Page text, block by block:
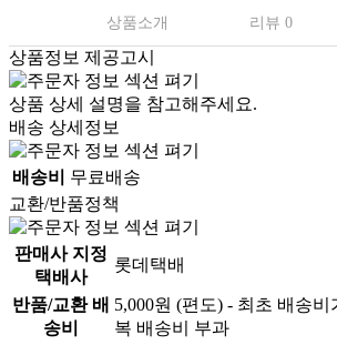
상품소개 리뷰 0
상품정보 제공고시
상품 상세 설명을 참고해주세요.
배송 상세정보
배송비
무료배송
교환/반품정책
판매사 지정
택배사
롯데택배
반품/교환 배
송비
5,000원 (편도) - 최초 배송
복 배송비 부과